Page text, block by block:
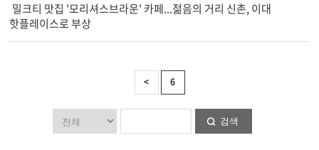
밀크티 맛집 '모리셔스브라운' 카페...젊음의 거리 신촌, 이대
핫플레이스로 부상
< 6
검색